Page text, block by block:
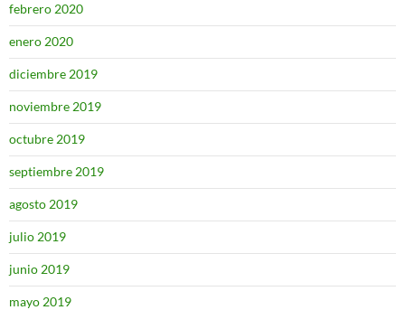
febrero 2020
enero 2020
diciembre 2019
noviembre 2019
octubre 2019
septiembre 2019
agosto 2019
julio 2019
junio 2019
mayo 2019